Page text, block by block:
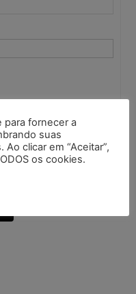
para fornecer a
suas
clicar em “Aceitar”,
os cookies.